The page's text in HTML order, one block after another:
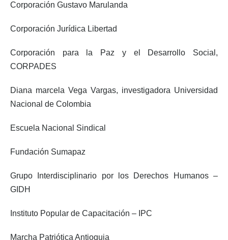
Corporación Gustavo Marulanda
Corporación Jurídica Libertad
Corporación para la Paz y el Desarrollo Social,
CORPADES
Diana marcela Vega Vargas, investigadora Universidad
Nacional de Colombia
Escuela Nacional Sindical
Fundación Sumapaz
Grupo Interdisciplinario por los Derechos Humanos –
GIDH
Instituto Popular de Capacitación – IPC
Marcha Patriótica Antioquia